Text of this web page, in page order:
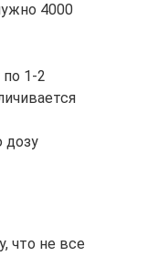
4000
1-2
дозу
что не все